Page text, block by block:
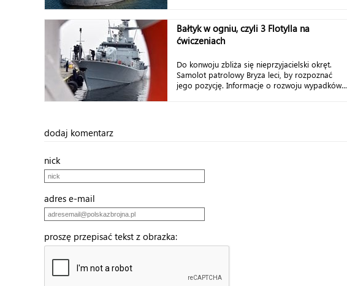
Bałtyk w ogniu, czyli 3 Flotylla na
ćwiczeniach
Do konwoju zbliża się nieprzyjacielski okręt.
Samolot patrolowy Bryza leci, by rozpoznać
jego pozycję. Informacje o rozwoju wypadków...
dodaj komentarz
nick
adres e-mail
proszę przepisać tekst z obrazka: